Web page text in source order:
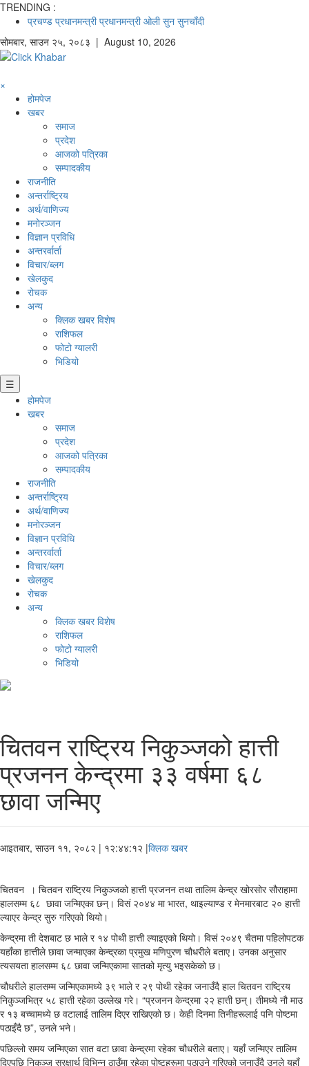
TRENDING :
प्रचण्ड प्रधानमन्त्री प्रधानमन्त्री ओली सुन सुनचाँदी
सोमबार, साउन २५, २०८३ | August 10, 2026
×
होमपेज
खबर
समाज
प्रदेश
आजको पत्रिका
सम्पादकीय
राजनीति
अन्तर्राष्ट्रिय
अर्थ/वाणिज्य
मनाेरञ्जन
विज्ञान प्रविधि
अन्तरर्वार्ता
विचार/ब्लग
खेलकुद
रोचक
अन्य
क्लिक खबर विशेष
राशिफल
फोटो ग्यालरी
भिडियो
☰
होमपेज
खबर
समाज
प्रदेश
आजको पत्रिका
सम्पादकीय
राजनीति
अन्तर्राष्ट्रिय
अर्थ/वाणिज्य
मनाेरञ्जन
विज्ञान प्रविधि
अन्तरर्वार्ता
विचार/ब्लग
खेलकुद
रोचक
अन्य
क्लिक खबर विशेष
राशिफल
फोटो ग्यालरी
भिडियो
चितवन राष्ट्रिय निकुञ्जको हात्ती
प्रजनन केन्द्रमा ३३ वर्षमा ६८
छावा जन्मिए
आइतबार, साउन ११, २०८२ | १२:४४:१२ |क्लिक खबर
चितवन । चितवन राष्ट्रिय निकुञ्जको हात्ती प्रजनन तथा तालिम केन्द्र खोरसोर सौराहामा
हालसम्म ६८ छावा जन्मिएका छन्। विसं २०४४ मा भारत, थाइल्याण्ड र मेनमारबाट २० हात्ती
ल्याएर केन्द्र सुरु गरिएको थियो।
केन्द्रमा ती देशबाट छ भाले र १४ पोथी हात्ती ल्याइएको थियो। विसं २०४९ चैतमा पहिलोपटक
यहाँका हात्तीले छावा जन्माएका केन्द्रका प्रमुख मणिपुरण चौधरीले बताए। उनका अनुसार
त्यसयता हालसम्म ६८ छावा जन्मिएकामा सातको मृत्यु भइसकेको छ।
चौधरीले हालसम्म जन्मिएकामध्ये ३९ भाले र २९ पोथी रहेका जनाउँदै हाल चितवन राष्ट्रिय
निकुञ्जभित्र ५८ हात्ती रहेका उल्लेख गरे। “प्रजनन केन्द्रमा २२ हात्ती छन्। तीमध्ये नौ माउ
र १३ बच्चामध्ये छ वटालाई तालिम दिएर राखिएको छ। केही दिनमा तिनीहरूलाई पनि पोष्टमा
पठाइँदै छ”, उनले भने।
पछिल्लो समय जन्मिएका सात वटा छावा केन्द्रमा रहेका चौधरीले बताए। यहाँ जन्मिएर तालिम
दिएपछि निकुञ्ज सुरक्षार्थ विभिन्न ठाउँमा रहेका पोष्टहरूमा पठाउने गरिएको जनाउँदै उनले यहाँ